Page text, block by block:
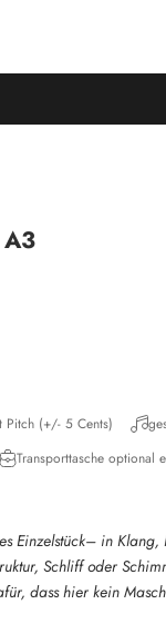
Pitch (+/- 5 Cents)
Transporttasche optional
Einzelstück– in
Schliff oder
dass hier kein